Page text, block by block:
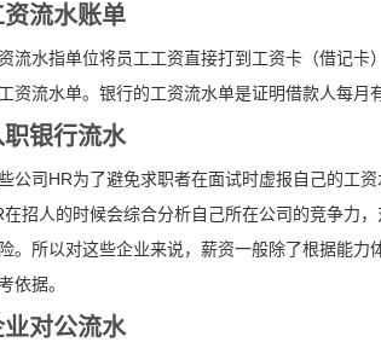
资流水账单
流水指单位将员工工资直接打到工资卡（借记
资流水单。银行的工资流水单是证明借款人每月
职银行流水
公司HR为了避免求职者在面试时虚报自己的工
在招人的时候会综合分析自己所在公司的竞争力
。所以对这些企业来说，薪资一般除了根据能
依据。
业对公流水